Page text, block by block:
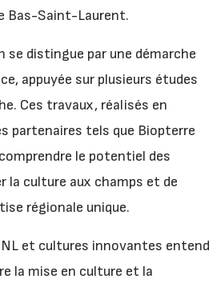
Bas-Saint-Laurent.
se distingue par une démarche
appuyée sur plusieurs études
Ces travaux, réalisés en
partenaires tels que Biopterre
le potentiel des
la culture aux champs et de
régionale unique.
et cultures innovantes entend
la mise en culture et la